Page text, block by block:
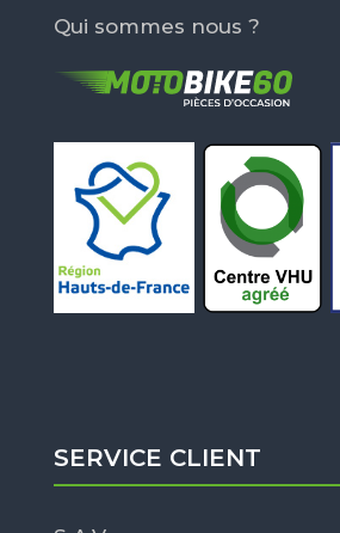
Qui sommes nous ?
SERVICE CLIENT